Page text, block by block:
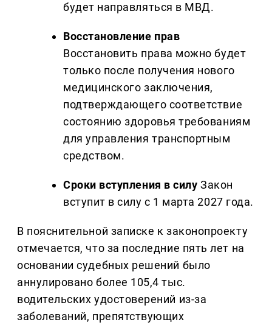
будет направляться в МВД.
Восстановление прав
Восстановить права можно будет
только после получения нового
медицинского заключения,
подтверждающего соответствие
состоянию здоровья требованиям
для управления транспортным
средством.
Сроки вступления в силу Закон
вступит в силу с 1 марта 2027 года.
В пояснительной записке к законопроекту
отмечается, что за последние пять лет на
основании судебных решений было
аннулировано более 105,4 тыс.
водительских удостоверений из-за
заболеваний, препятствующих